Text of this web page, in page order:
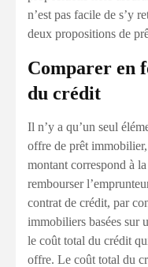
n’est pas facile de s’y
deux propositions de
Comparer en
du crédit
Il n’y a qu’un seul
offre de prêt immobilier,
montant correspond à
rembourser
contrat de crédit, par
immobiliers basées sur
le coût total du crédit
offre. Le coût total du